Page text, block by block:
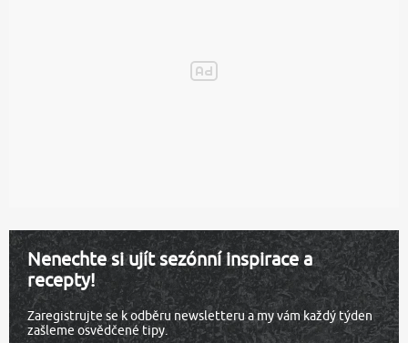
Nenechte si ujít sezónní inspirace a
recepty!
Zaregistrujte se k odběru newsletteru a my vám každý týden
zašleme osvědčené tipy.